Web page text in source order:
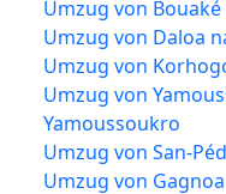
Umzug von
Umzug von Daloa
Umzug von
Umzug von
Yamoussoukro
Umzug von San-
Umzug von